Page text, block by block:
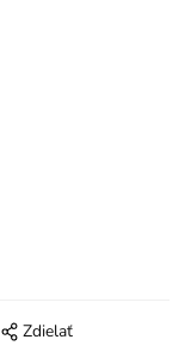
Zdielať